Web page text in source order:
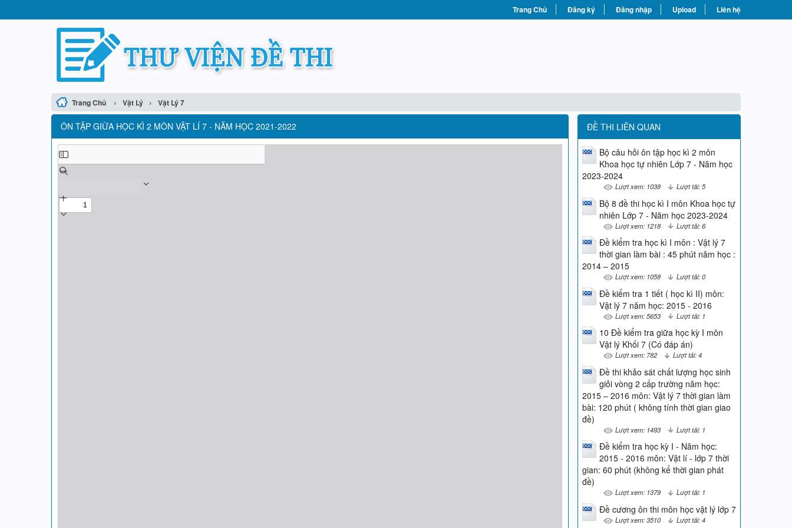
Trang Chủ Đăng ký Đăng nhập Upload Liên hệ
Trang Chủ › Vật Lý › Vật Lý 7
ÔN TẬP GIỮA HỌC KÌ 2 MÔN VẬT LÍ 7 - NĂM HỌC 2021-2022 ĐỀ THI LIÊN QUAN
Bộ câu hỏi ôn tập học kì 2 môn
Khoa học tự nhiên Lớp 7 - Năm học
2023-2024
Lượt xem: 1038 Lượt tải: 5
Bộ 8 đề thi học kì I môn Khoa học tự
nhiên Lớp 7 - Năm học 2023-2024
Lượt xem: 1218 Lượt tải: 6
Đề kiểm tra học kì I môn : Vật lý 7
thời gian làm bài : 45 phút năm học :
2014 – 2015
Lượt xem: 1058 Lượt tải: 0
Đề kiểm tra 1 tiết ( học kì II) môn:
Vật lý 7 năm học: 2015 - 2016
Lượt xem: 5653 Lượt tải: 1
10 Đề kiểm tra giữa học kỳ I môn
Vật lý Khối 7 (Có đáp án)
Lượt xem: 782 Lượt tải: 4
Đề thi khảo sát chất lượng học sinh
giỏi vòng 2 cấp trường năm học:
2015 – 2016 môn: Vật lý 7 thời gian làm
bài: 120 phút ( không tính thời gian giao
đề)
Lượt xem: 1493 Lượt tải: 1
Đề kiểm tra học kỳ I - Năm học:
2015 - 2016 môn: Vật lí - lớp 7 thời
gian: 60 phút (không kể thời gian phát
đề)
Lượt xem: 1379 Lượt tải: 1
Đề cương ôn thi môn học vật lý lớp 7
Lượt xem: 3510 Lượt tải: 4